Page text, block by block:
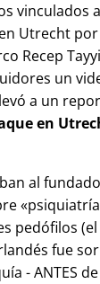
Utrecht
Recep
un
a un
en
al
pedófilos
fue
- ANTES